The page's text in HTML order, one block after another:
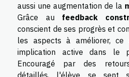
aussi une augmentation de la
Grâce au feedback
conscient de ses progrès et
les aspects à améliorer, ce
implication active dans le
Encouragé par des
détaillés, l'élève se sent